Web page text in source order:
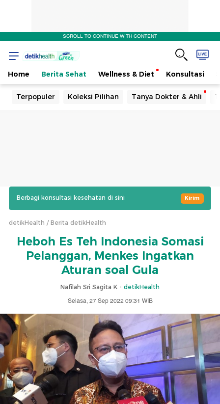
SCROLL TO CONTINUE WITH CONTENT
Home Berita Sehat Wellness & Diet Konsultasi
Terpopuler Koleksi Pilihan Tanya Dokter & Ahli
Berbagi konsultasi kesehatan di sini Kirim
detikHealth Berita detikHealth
Heboh Es Teh Indonesia Somasi
Pelanggan, Menkes Ingatkan
Aturan soal Gula
Nafilah Sri Sagita K - detikHealth
Selasa, 27 Sep 2022 09:31 WIB